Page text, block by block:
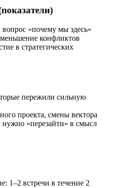
«почему мы здесь»
конфликтов
в стратегических
пережили сильную
проекта, смены вектора
«перезайти» в смысл
1–2 встречи в течение 2